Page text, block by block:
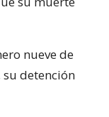
nueve de
su detención